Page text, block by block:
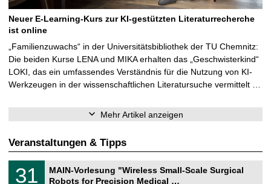
Neuer E-Learning-Kurs zur KI-gestützten Literaturrecherche
ist online
„Familienzuwachs“ in der Universitätsbibliothek der TU Chemnitz:
Die beiden Kurse LENA und MIKA erhalten das „Geschwisterkind“
LOKI, das ein umfassendes Verständnis für die Nutzung von KI-
Werkzeugen in der wissenschaftlichen Literatursuche vermittelt …
Mehr Artikel anzeigen
Veranstaltungen & Tipps
3
131
MAIN-Vorlesung "Wireless Small-Scale Surgical
Robots for Precision Medical …